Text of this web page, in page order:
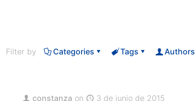
Filter by Categories Tags Authors
constanza on 3 de junio de 2015